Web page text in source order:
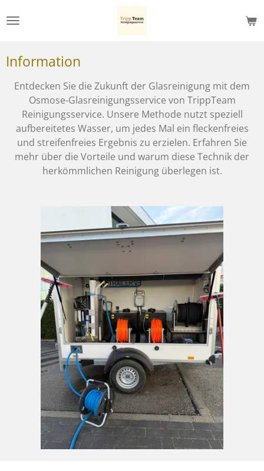
Hauptinhalt
Information
Entdecken Sie die Zukunft der Glasreinigung mit dem
Osmose-Glasreinigungsservice von TrippTeam
Reinigungsservice. Unsere Methode nutzt speziell
aufbereitetes Wasser, um jedes Mal ein fleckenfreies
und streifenfreies Ergebnis zu erzielen. Erfahren Sie
mehr über die Vorteile und warum diese Technik der
herkömmlichen Reinigung überlegen ist.